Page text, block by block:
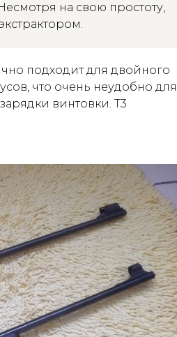
на свою простоту,
подходит для двойного
что очень неудобно для
винтовки. T3